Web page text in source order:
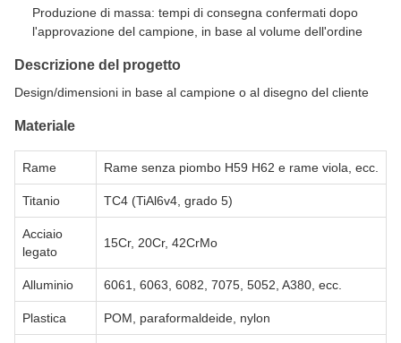
Produzione di massa: tempi di consegna confermati dopo
l'approvazione del campione, in base al volume dell'ordine
Descrizione del progetto
Design/dimensioni in base al campione o al disegno del cliente
Materiale
Rame Rame senza piombo H59 H62 e rame viola, ecc.
Titanio TC4 (TiAl6v4, grado 5)
Acciaio
legato
15Cr, 20Cr, 42CrMo
Alluminio 6061, 6063, 6082, 7075, 5052, A380, ecc.
Plastica POM, paraformaldeide, nylon